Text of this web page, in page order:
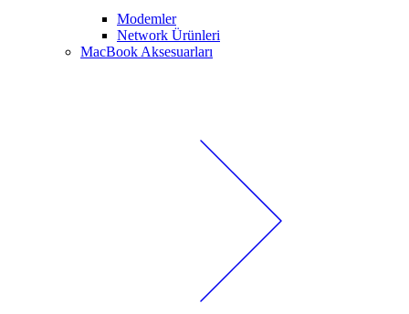
Modemler
Network Ürünleri
MacBook Aksesuarları